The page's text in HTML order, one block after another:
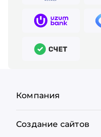
Компания
Создание сайтов